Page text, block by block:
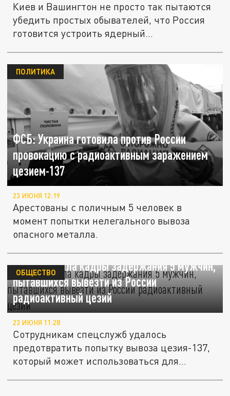
Киев и Вашингтон не просто так пытаются
убедить простых обывателей, что Россия
готовится устроить ядерный...
ФСБ: Украина готовила против России
провокацию с радиоактивным заражением
цезием-137
ПОЛИТИКА
23 ИЮНЯ 12:19
Арестованы с поличным 5 человек в
момент попытки нелегального вывоза
опасного металла.
ФСБ показала кадры задержания 5 мужчин,
пытавшихся вывезти из России
радиоактивный цезий
ОБЩЕСТВО
23 ИЮНЯ 11:28
Сотрудникам спецслужб удалось
предотвратить попытку вывоза цезия-137,
который может использоваться для...